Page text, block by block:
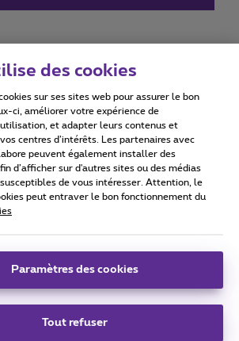
Accessibility statement
© 2026 Proximus
info consommateur
II 27 - B-1030 Bruxelles.
des cookies
sur ses sites web pour assurer le bon
ci, améliorer votre expérience de
et adapter leurs contenus et
centres d’intérêts. Les partenaires avec
peuvent également installer des
d’afficher sur d'autres sites ou des médias
de vous intéresser. Attention, le
peut entraver le bon fonctionnement du
Paramètres des cookies
Tout refuser